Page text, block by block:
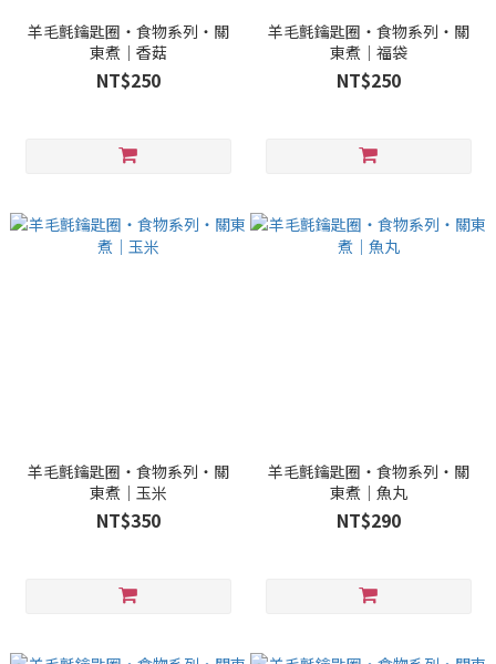
羊毛氈鑰匙圈・食物系列・關
東煮｜香菇
NT$250
羊毛氈鑰匙圈・食物系列・關
東煮｜福袋
NT$250
羊毛氈鑰匙圈・食物系列・關
東煮｜玉米
NT$350
羊毛氈鑰匙圈・食物系列・關
東煮｜魚丸
NT$290